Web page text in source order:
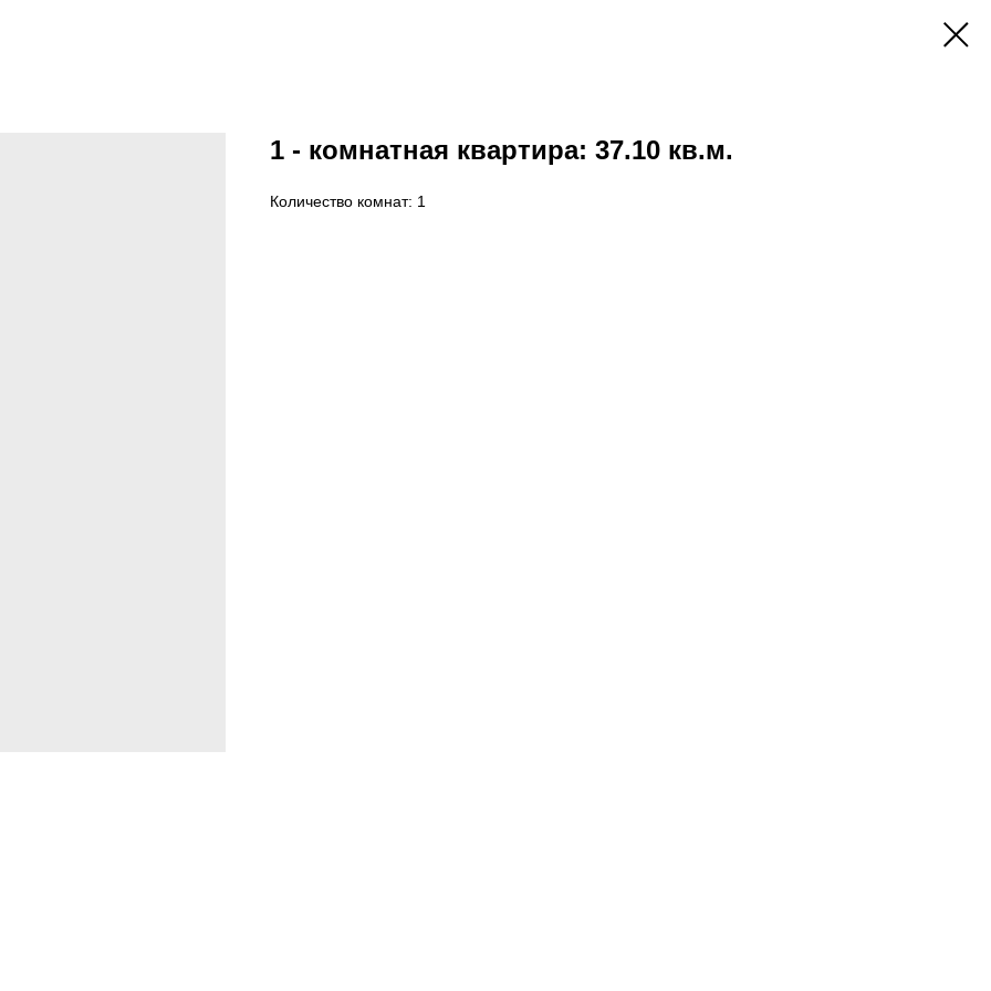
1 - комнатная квартира: 37.10 кв.м.
Количество комнат: 1